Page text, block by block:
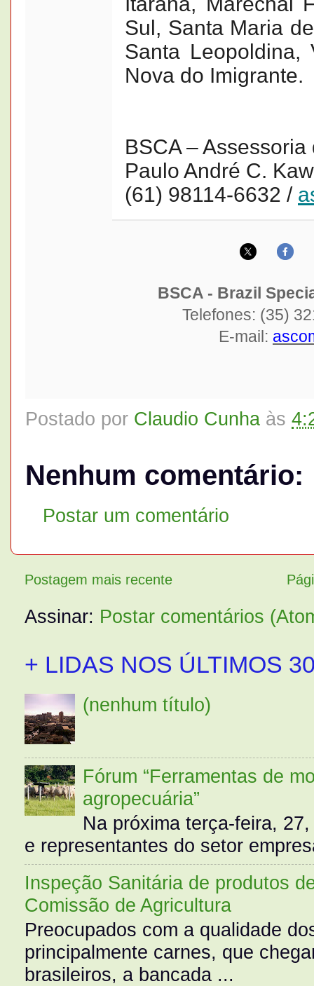
Sul, Santa Maria
Santa Leopoldina,
Nova do Imigrante.
BSCA –
Paulo André C.
(61) 98114-6632 /
BSCA - Brazil
Telefones: (35)
E-mail:
Postado por Claudio Cunha às
Nenhum comentário:
Postar um comentário
Postagem mais recente
Assinar: Postar comentários
+ LIDAS NOS ÚLTIMOS
(nenhum título)
Fórum “Ferramentas de
agropecuária”
Na próxima terça-feira,
e representantes do setor
Inspeção Sanitária de produtos
Comissão de Agricultura
Preocupados com a qualidade
principalmente carnes, que
brasileiros, a bancada ...